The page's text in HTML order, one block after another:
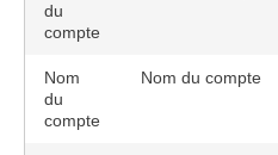
du
compte
Nom
du
compte
Nom du compte